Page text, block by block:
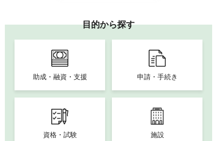
目的から探す
助成・融資・支援 申請・手続き
資格・試験 施設